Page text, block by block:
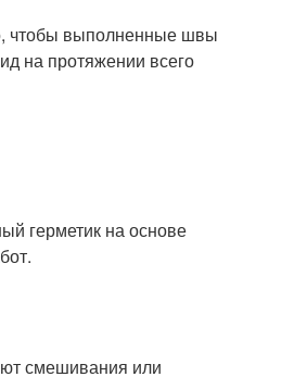
чтобы выполненные швы
на протяжении всего
герметик на основе
смешивания или